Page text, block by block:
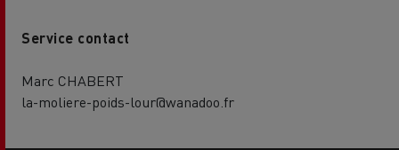
Service contact
Marc CHABERT
la-moliere-poids-lour@wanadoo.fr